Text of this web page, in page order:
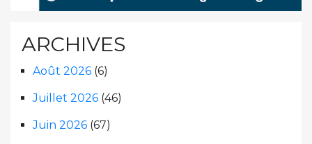
ARCHIVES
Août 2026 (6)
Juillet 2026 (46)
Juin 2026 (67)